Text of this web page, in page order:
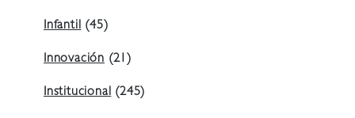
Infantil (45)
Innovación (21)
Institucional (245)